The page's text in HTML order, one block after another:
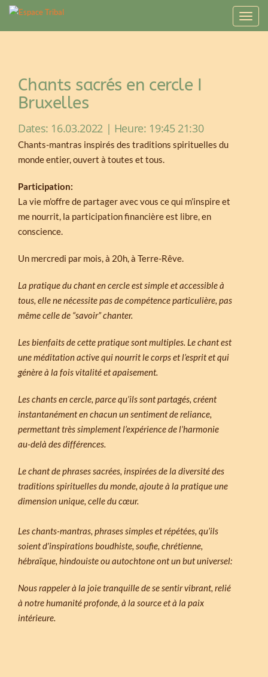
T
o
Chants sacrés en cercle I
Bruxelles
Dates: 16.03.2022 | Heure: 19:45 21:30
Chants-mantras inspirés des traditions spirituelles du
monde entier, ouvert à toutes et tous.
Participation:
La vie m’offre de partager avec vous ce qui m’inspire et
me nourrit, la participation financière est libre, en
conscience.
Un mercredi par mois, à 20h, à Terre-Rêve.
La pratique du chant en cercle est simple et accessible à
tous, elle ne nécessite pas de compétence particulière, pas
même celle de “savoir” chanter.
Les bienfaits de cette pratique sont multiples. Le chant est
une méditation active qui nourrit le corps et l’esprit et qui
génère à la fois vitalité et apaisement.
Les chants en cercle, parce qu’ils sont partagés, créent
instantanément en chacun un sentiment de reliance,
permettant très simplement l’expérience de l’harmonie
au-delà des différences.
Le chant de phrases sacrées, inspirées de la diversité des
traditions spirituelles du monde, ajoute à la pratique une
dimension unique, celle du cœur.
Les chants-mantras, phrases simples et répétées, qu’ils
soient d’inspirations boudhiste, soufie, chrétienne,
hébraïque, hindouiste ou autochtone ont un but universel:
Nous rappeler à la joie tranquille de se sentir vibrant, relié
à notre humanité profonde, à la source et à la paix
intérieure.